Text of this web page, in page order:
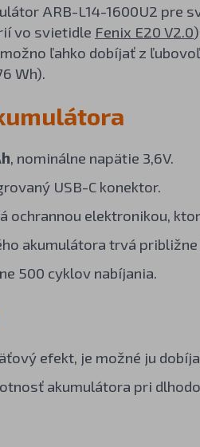
ARB-L14-1600U2 pre
vo svietidle Fenix E20 V2.0
ľahko dobíjať z
Wh).
, nominálne napätie 3,6V.
USB-C konektor.
ochrannou elektronikou,
akumulátora trvá približne
500 cyklov nabíjania.
efekt, je možné ju
akumulátora pri